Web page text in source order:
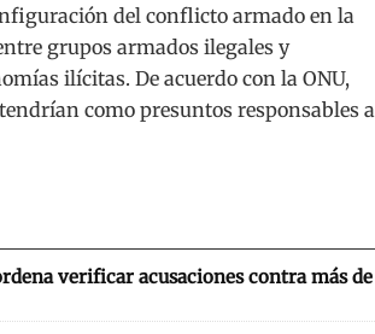
del conflicto armado en la
grupos armados ilegales y
ilícitas. De acuerdo con la ONU,
como presuntos responsables a
verificar acusaciones contra más de